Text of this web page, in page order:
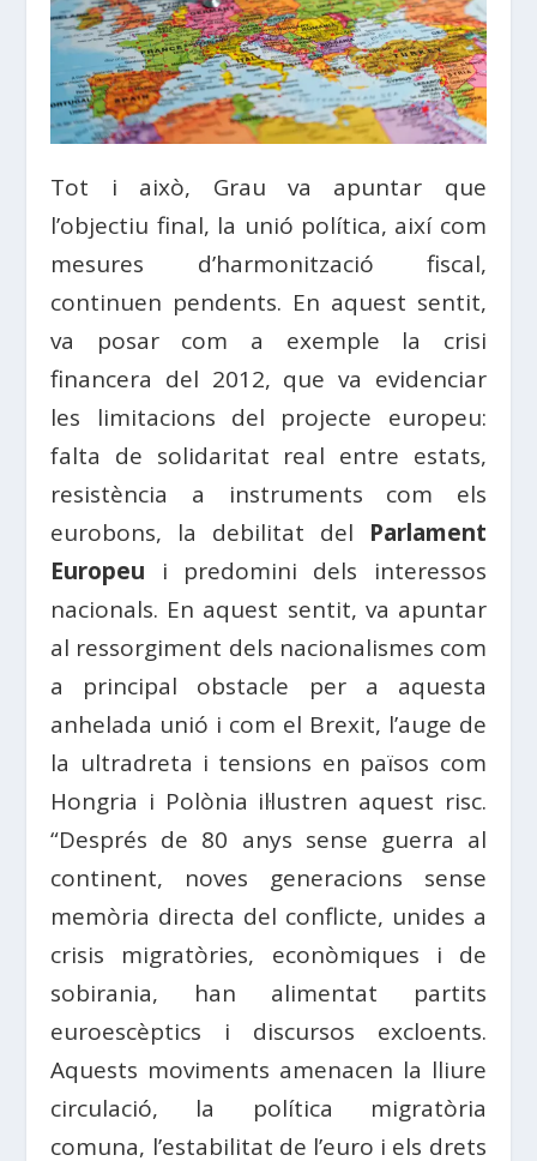
Tot i això, Grau va apuntar que
l’objectiu final, la unió política, així com
mesures d’harmonització fiscal,
continuen pendents. En aquest sentit,
va posar com a exemple la crisi
financera del 2012, que va evidenciar
les limitacions del projecte europeu:
falta de solidaritat real entre estats,
resistència a instruments com els
eurobons, la debilitat del Parlament
Europeu i predomini dels interessos
nacionals. En aquest sentit, va apuntar
al ressorgiment dels nacionalismes com
a principal obstacle per a aquesta
anhelada unió i com el Brexit, l’auge de
la ultradreta i tensions en països com
Hongria i Polònia il·lustren aquest risc.
“Després de 80 anys sense guerra al
continent, noves generacions sense
memòria directa del conflicte, unides a
crisis migratòries, econòmiques i de
sobirania, han alimentat partits
euroescèptics i discursos excloents.
Aquests moviments amenacen la lliure
circulació, la política migratòria
comuna, l’estabilitat de l’euro i els drets